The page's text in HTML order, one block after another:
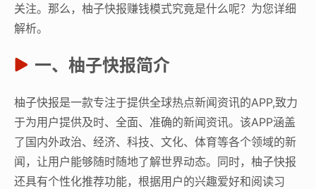
关注。那么，柚子快报赚钱模式究竟是什么呢？为您详细
解析。
一、柚子快报简介
柚子快报是一款专注于提供全球热点新闻资讯的APP,致力
于为用户提供及时、全面、准确的新闻资讯。该APP涵盖
了国内外政治、经济、科技、文化、体育等各个领域的新
闻，让用户能够随时随地了解世界动态。同时，柚子快报
还具有个性化推荐功能，根据用户的兴趣爱好和阅读习